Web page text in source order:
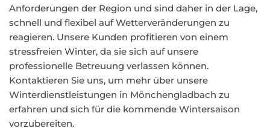
Anforderungen der Region und sind daher in der Lage,
schnell und flexibel auf Wetterveränderungen zu
reagieren. Unsere Kunden profitieren von einem
stressfreien Winter, da sie sich auf unsere
professionelle Betreuung verlassen können.
Kontaktieren Sie uns, um mehr über unsere
Winterdienstleistungen in Mönchengladbach zu
erfahren und sich für die kommende Wintersaison
vorzubereiten.